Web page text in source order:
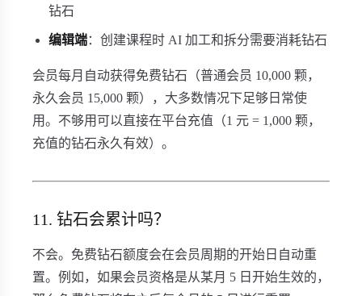
钻石
编辑端：创建课程时 AI 加工和拆分需要消耗钻石
会员每月自动获得免费钻石（普通会员 10,000 颗，
永久会员 15,000 颗），大多数情况下足够日常使
用。不够用可以直接在平台充值（1 元 = 1,000 颗，
充值的钻石永久有效）。
11. 钻石会累计吗？
不会。免费钻石额度会在会员周期的开始日自动重
置。例如，如果会员资格是从某月 5 日开始生效的，